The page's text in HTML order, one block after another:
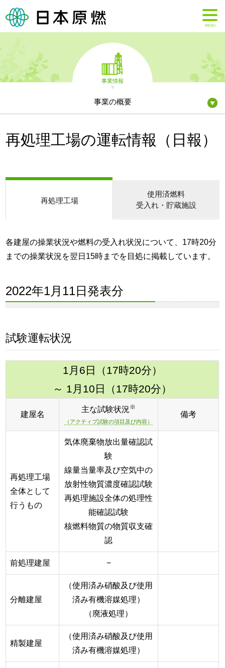
MENU
事業情報
事業の概要
再処理工場の運転情報（日報）
再処理工場
使用済燃料
受入れ・貯蔵施設
各建屋の操業状況や燃料の受入れ状況について、17時20分
までの操業状況を翌日15時までを目処に掲載しています。
2022年1月11日発表分
試験運転状況
1月6日（17時20分）
～ 1月10日（17時20分）
建屋名
主な試験状況※
（アクティブ試験の項目及び内容）
備考
再処理工場
全体として
行うもの
気体廃棄物放出量確認試
験
線量当量率及び空気中の
放射性物質濃度確認試験
再処理施設全体の処理性
能確認試験
核燃料物質の物質収支確
認
前処理建屋 −
分離建屋
（使用済み硝酸及び使用
済み有機溶媒処理）
（廃液処理）
精製建屋
（使用済み硝酸及び使用
済み有機溶媒処理）